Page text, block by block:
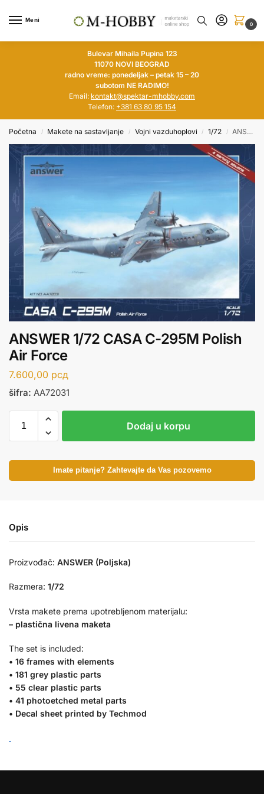
Meni
0
Bulevar Mihaila Pupina 123
11070 NOVI BEOGRAD
radno vreme: ponedeljak – petak 15 – 20
subotom NE RADIMO!
Email: kontakt@spektar-mhobby.com
Telefon: +381 63 80 95 154
Početna / Makete na sastavljanje / Vojni vazduhoplovi / 1/72 / ANSWER 1/72 CASA C-295M Polish Air Force
ANSWER 1/72 CASA C-295M Polish
Air Force
7.600,00 рсд
šifra: AA72031
Dodaj u korpu
Imate pitanje? Zahtevajte da Vas pozovemo
Opis
Proizvođač: ANSWER (Poljska)
Razmera: 1/72
Vrsta makete prema upotrebljenom materijalu:
– plastična livena maketa
The set is included:
• 16 frames with elements
• 181 grey plastic parts
• 55 clear plastic parts
• 41 photoetched metal parts
• Decal sheet printed by Techmod